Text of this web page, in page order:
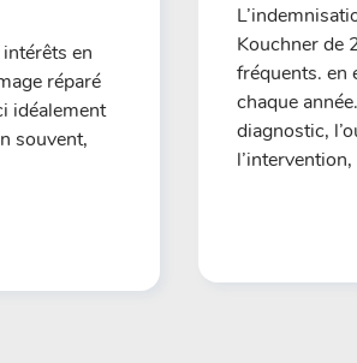
en
réparé
idéalement
souvent,
Kouchner de
fréquents. en
chaque
diagnostic,